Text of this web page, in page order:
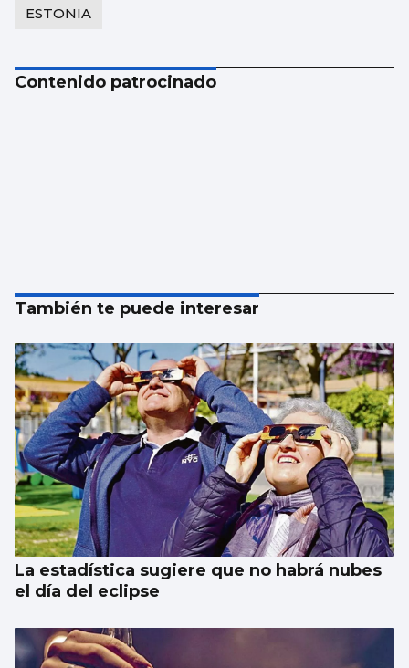
ESTONIA
Contenido patrocinado
También te puede interesar
La estadística sugiere que no habrá nubes
el día del eclipse